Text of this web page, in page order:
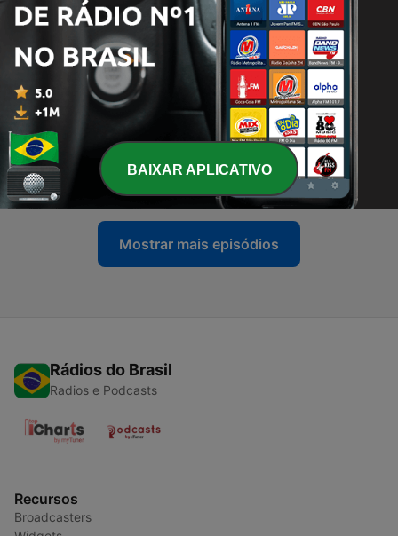
A marca que traz desejo! - Xande Guedes
21 jul. 2026
264 - A espera de um milagre! - Samuel Castro
15 jul. 2026
263 - As marcas do evangelho ao mundo! - André
Guedes
15 jul. 2026
Mostrar mais episódios
Rádios do Brasil
Radios e Podcasts
Recursos
Broadcasters
BAIXAR APLICATIVO